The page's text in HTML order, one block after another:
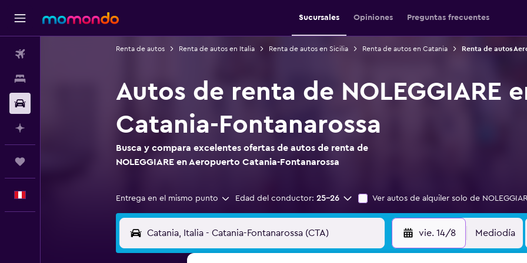
Sucursales Opiniones Preguntas frecuentes
Renta de autos Renta de autos en Italia Renta de autos en Sicilia Renta de autos en Catania Renta de autos
Autos de renta de NOLEGGIARE
Catania-Fontanarossa
Busca y compara excelentes ofertas de autos de renta de
NOLEGGIARE en Aeropuerto Catania-Fontanarossa
Entrega en el mismo punto Edad del conductor: 25-26 Ver autos de alquiler solo de
vie. 14/8 Mediodía